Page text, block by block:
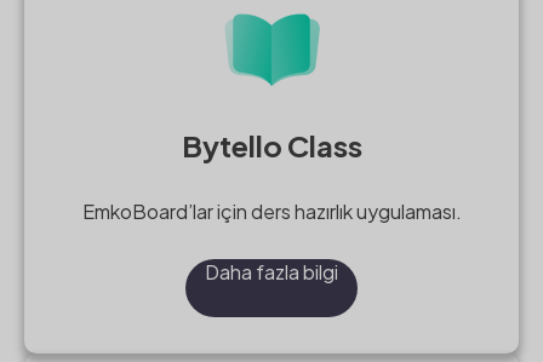
Bytello Class
EmkoBoard’lar için ders hazırlık uygulaması.
Daha fazla bilgi